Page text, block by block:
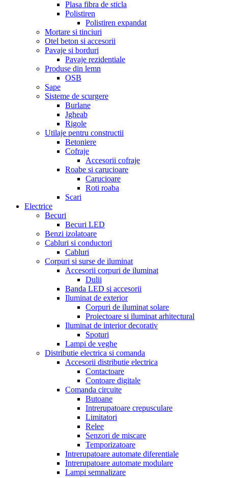
Plasa fibra de sticla
Polistiren
Polistiren expandat
Mortare si tinciuri
Otel beton si accesorii
Pavaje si borduri
Pavaje rezidentiale
Produse din lemn
OSB
Sape
Sisteme de scurgere
Burlane
Jgheab
Rigole
Utilaje pentru constructii
Betoniere
Cofraje
Accesorii cofraje
Roabe si carucioare
Carucioare
Roti roaba
Scari
Electrice
Becuri
Becuri LED
Benzi izolatoare
Cabluri si conductori
Cabluri
Corpuri si surse de iluminat
Accesorii corpuri de iluminat
Dulii
Banda LED si accesorii
Iluminat de exterior
Corpuri de iluminat solare
Proiectoare si iluminat arhitectural
Iluminat de interior decorativ
Spoturi
Lampi de veghe
Distributie electrica si comanda
Accesorii distributie electrica
Contactoare
Contoare digitale
Comanda circuite
Butoane
Intrerupatoare crepusculare
Limitatori
Relee
Senzori de miscare
Temporizatoare
Intrerupatoare automate diferentiale
Intrerupatoare automate modulare
Lampi semnalizare